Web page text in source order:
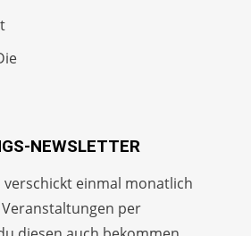
NEWSLETTER
verschickt einmal monatlich
per